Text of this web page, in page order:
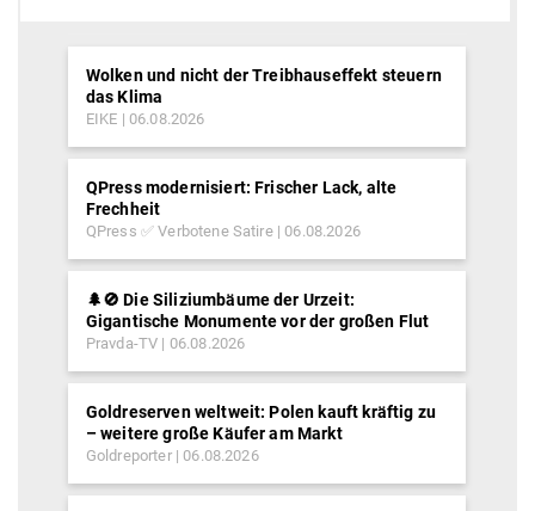
Wolken und nicht der Treibhauseffekt steuern
das Klima
EIKE 06.08.2026
QPress modernisiert: Frischer Lack, alte
Frechheit
QPress ✅ Verbotene Satire 06.08.2026
🌲🚫 Die Siliziumbäume der Urzeit:
Gigantische Monumente vor der großen Flut
Pravda-TV 06.08.2026
Goldreserven weltweit: Polen kauft kräftig zu
– weitere große Käufer am Markt
Goldreporter 06.08.2026